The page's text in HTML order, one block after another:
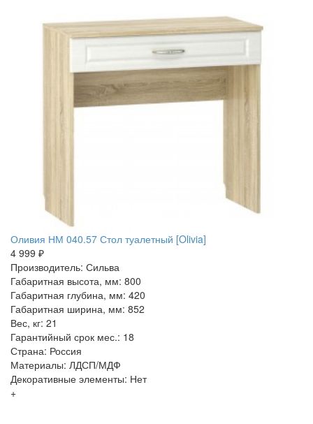
Оливия НМ 040.57 Стол туалетный [Olivia]
4 999 ₽
Производитель: Сильва
Габаритная высота, мм: 800
Габаритная глубина, мм: 420
Габаритная ширина, мм: 852
Вес, кг: 21
Гарантийный срок мес.: 18
Страна: Россия
Материалы: ЛДСП/МДФ
Декоративные элементы: Нет
+